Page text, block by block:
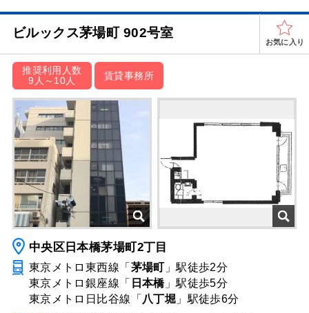
ビルックス茅場町 902号室
お気に入り
推奨利用人数
9人～10人
賃貸事務所
中央区日本橋茅場町2丁目
東京メトロ東西線「 茅場町 」駅徒歩2分
東京メトロ銀座線「
日本橋」駅徒歩5分
東京メトロ日比谷線「 八丁堀 」駅徒歩6分